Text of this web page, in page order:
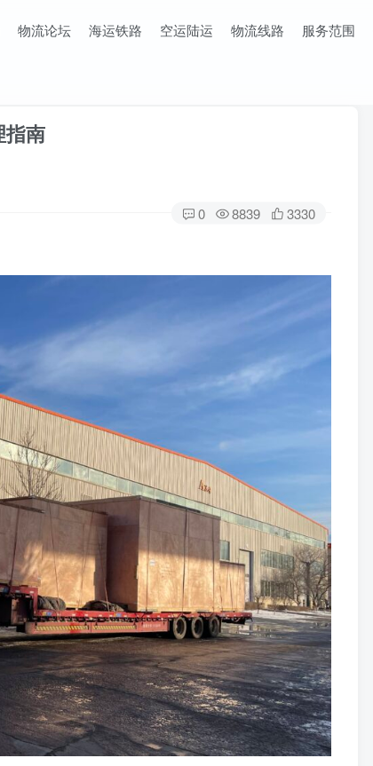
物流论坛 海运铁路 空运陆运 物流线路 服务范围
指南
0 8839 3330